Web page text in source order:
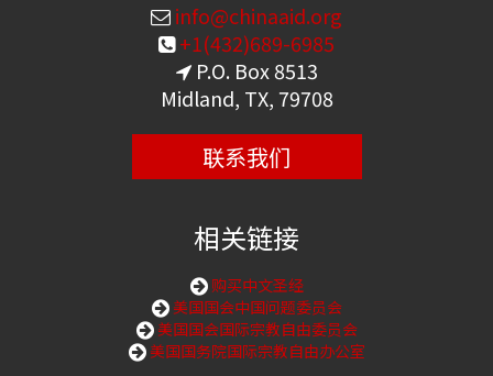
info@chinaaid.org
+1(432)689-6985
P.O. Box 8513
Midland, TX, 79708
联系我们
相关链接
购买中文圣经
美国国会中国问题委员会
美国国会国际宗教自由委员会
美国国务院国际宗教自由办公室